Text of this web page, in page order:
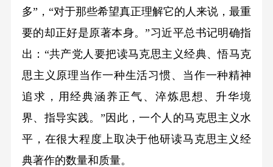
多”，“对于那些希望真正理解它的人来说，最重
要的却正好是原著本身。”习近平总书记明确指
出：“共产党人要把读马克思主义经典、悟马克
思主义原理当作一种生活习惯、当作一种精神
追求，用经典涵养正气、淬炼思想、升华境
界、指导实践。”因此，一个人的马克思主义水
平，在很大程度上取决于他研读马克思主义经
典著作的数量和质量。